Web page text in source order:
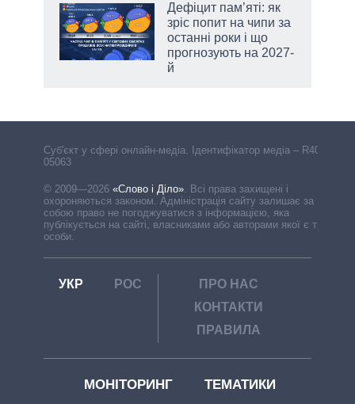
Дефіцит пам’яті: як
зріс попит на чипи за
останні роки і що
прогнозують на 2027-
й
Cуб'єкт у сфері онлайн-медіа. Ідентифікатор медіа – R40-
05063
© 2009—2026 «Слово і Діло». Всі права захищені і
охороняються законом. Адміністрація сайту залишає за
собою право не погоджуватися з інформацією, яка
публікується на сайті, власниками або авторами якої є треті
особи.
УКР РОС
ПРО НАС
КОНТАКТИ
ПРАВИЛА
МОНІТОРИНГ ТЕМАТИКИ